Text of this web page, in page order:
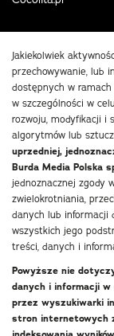
Jakiekolwiek
przechowywanie, lub
dostępnych w
w szczególności w
rozwoju, modyfikacji i
algorytmów lub
uprzedniej,
Burda Media Polska
jednoznacznej zgody
zwielokrotniania,
danych lub informacji
wszystkich jego
treści, danych i
Powyższe nie
danych i informacji w
przez wyszukiwarki
stron internetowych